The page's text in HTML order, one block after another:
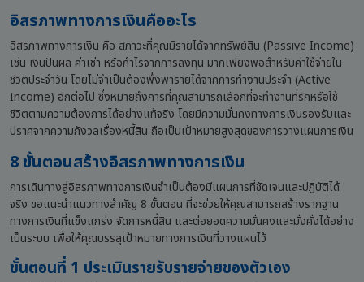
อิสรภาพทางการเงินคืออะไร
อิสรภาพทางการเงิน คือ สภาวะที่คุณมีรายได้จากทรัพย์สิน (Passive Income)
เช่น เงินปันผล ค่าเช่า หรือกำไรจากการลงทุน มากเพียงพอสำหรับค่าใช้จ่ายใน
ชีวิตประจำวัน โดยไม่จำเป็นต้องพึ่งพารายได้จากการทำงานประจำ (Active
Income) อีกต่อไป ซึ่งหมายถึงการที่คุณสามารถเลือกที่จะทำงานที่รักหรือใช้
ชีวิตตามความต้องการได้อย่างแท้จริง โดยมีความมั่นคงทางการเงินรองรับและ
ปราศจากความกังวลเรื่องหนี้สิน ถือเป็นเป้าหมายสูงสุดของการวางแผนการเงิน
8 ขั้นตอนสร้างอิสรภาพทางการเงิน
การเดินทางสู่อิสรภาพทางการเงินจำเป็นต้องมีแผนการที่ชัดเจนและปฏิบัติได้
จริง ขอแนะนำแนวทางสำคัญ 8 ขั้นตอน ที่จะช่วยให้คุณสามารถสร้างรากฐาน
ทางการเงินที่แข็งแกร่ง จัดการหนี้สิน และต่อยอดความมั่นคงและมั่งคั่งได้อย่าง
เป็นระบบ เพื่อให้คุณบรรลุเป้าหมายทางการเงินที่วางแผนไว้
ขั้นตอนที่ 1 ประเมินรายรับรายจ่ายของตัวเอง